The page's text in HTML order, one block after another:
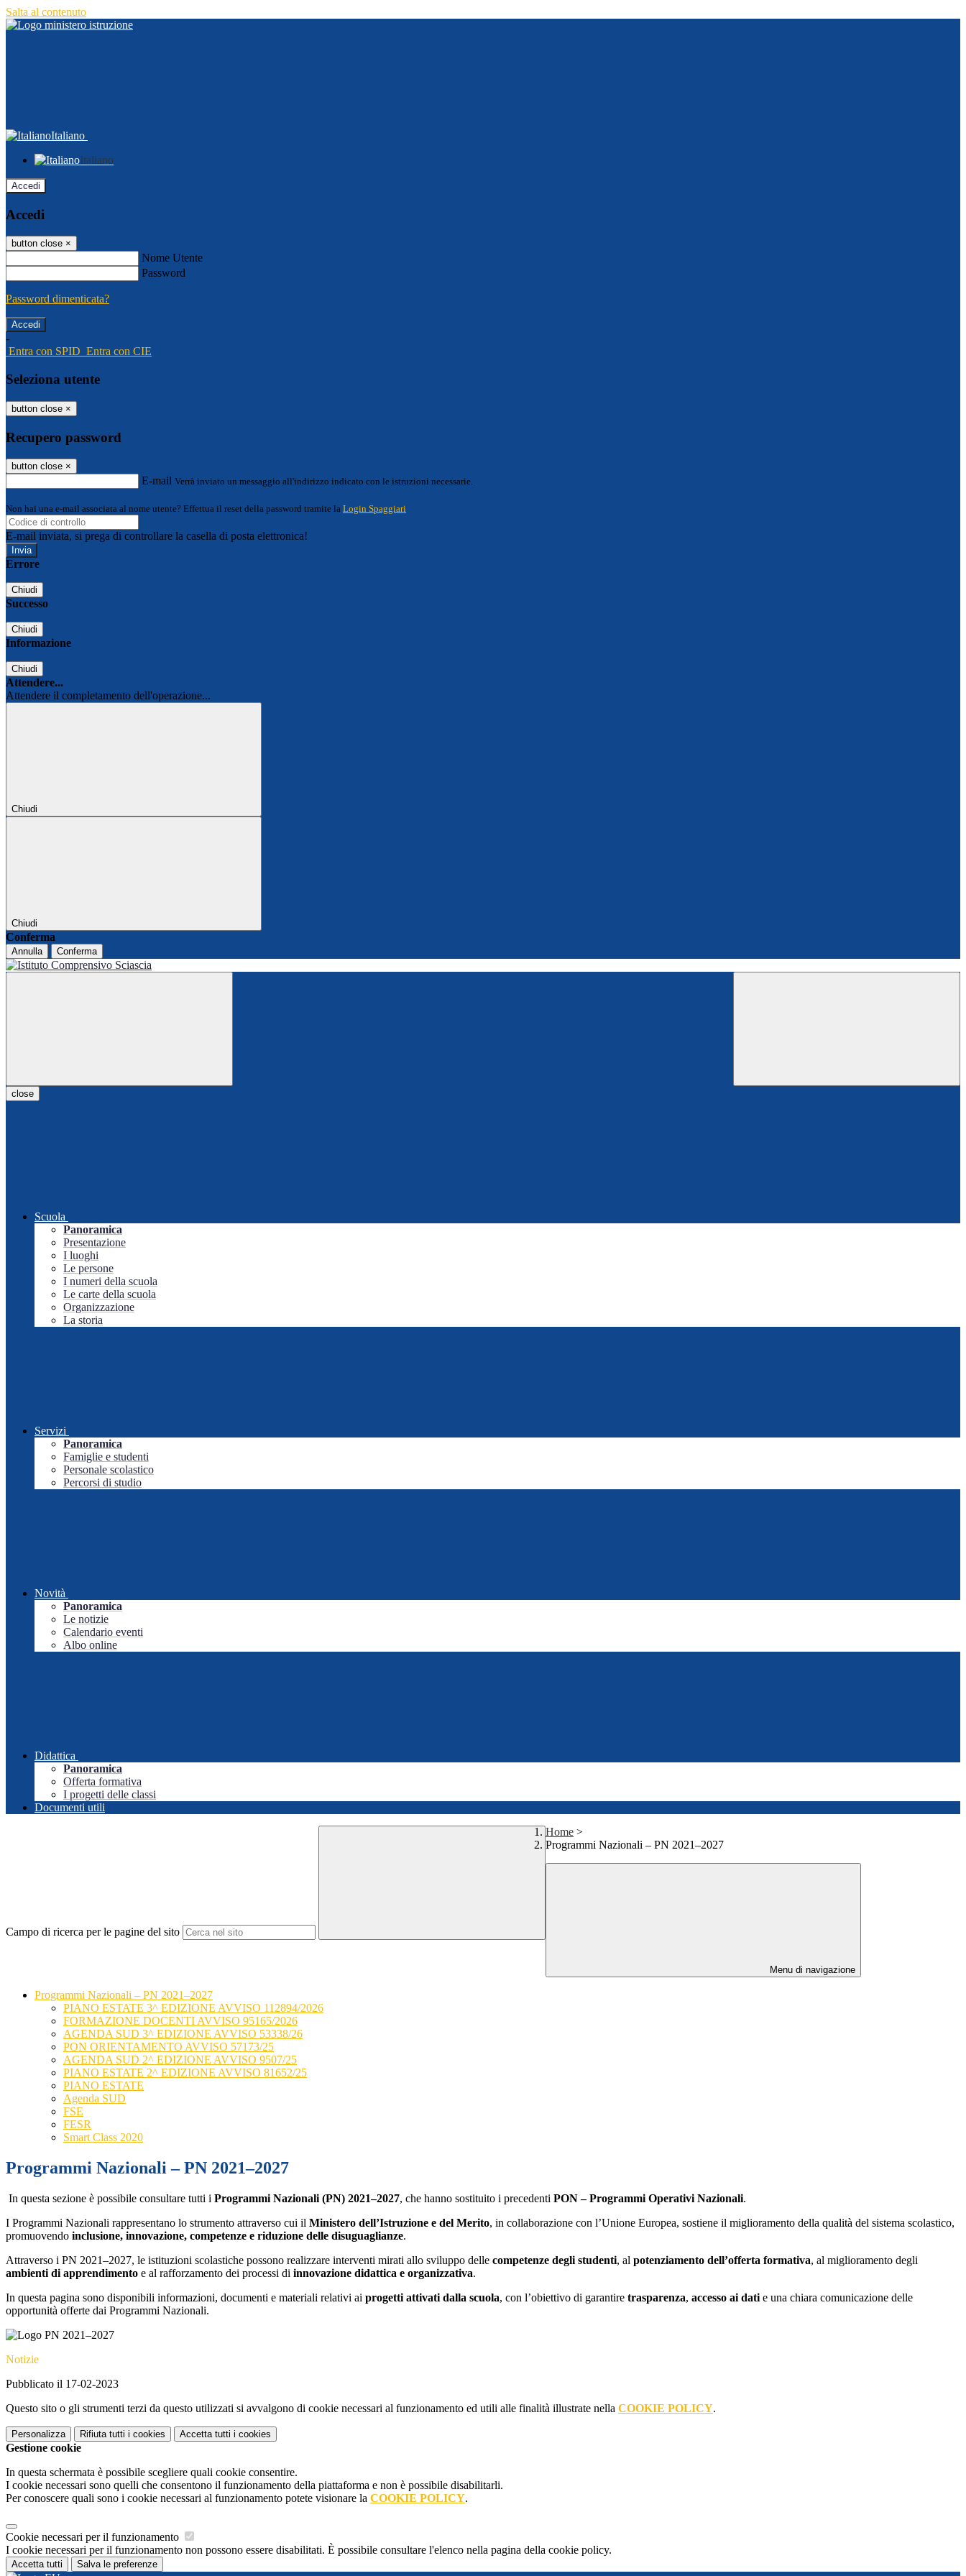
Salta al contenuto
Italiano
Italiano
Accedi
Accedi
button close ×
Nome Utente
Password
Password dimenticata?
-
Entra con SPID Entra con CIE
Seleziona utente
button close ×
Recupero password
button close ×
E-mail Verrà inviato un messaggio all'indirizzo indicato con le istruzioni necessarie.
Non hai una e-mail associata al nome utente? Effettua il reset della password tramite la Login Spaggiari
E-mail inviata, si prega di controllare la casella di posta elettronica!
Errore
Chiudi
Successo
Chiudi
Informazione
Chiudi
Attendere...
Attendere il completamento dell'operazione...
Chiudi
Chiudi
Conferma
Annulla Conferma
close
Scuola
Panoramica
Presentazione
I luoghi
Le persone
I numeri della scuola
Le carte della scuola
Organizzazione
La storia
Servizi
Panoramica
Famiglie e studenti
Personale scolastico
Percorsi di studio
Novità
Panoramica
Le notizie
Calendario eventi
Albo online
Didattica
Panoramica
Offerta formativa
I progetti delle classi
Documenti utili
Campo di ricerca per le pagine del sito
Home >
Programmi Nazionali – PN 2021–2027
Menu di navigazione
Programmi Nazionali – PN 2021–2027
PIANO ESTATE 3^ EDIZIONE AVVISO 112894/2026
FORMAZIONE DOCENTI AVVISO 95165/2026
AGENDA SUD 3^ EDIZIONE AVVISO 53338/26
PON ORIENTAMENTO AVVISO 57173/25
AGENDA SUD 2^ EDIZIONE AVVISO 9507/25
PIANO ESTATE 2^ EDIZIONE AVVISO 81652/25
PIANO ESTATE
Agenda SUD
FSE
FESR
Smart Class 2020
Programmi Nazionali – PN 2021–2027
In questa sezione è possibile consultare tutti i Programmi Nazionali (PN) 2021–2027, che hanno sostituito i precedenti PON – Programmi Operativi Nazionali.
I Programmi Nazionali rappresentano lo strumento attraverso cui il Ministero dell’Istruzione e del Merito, in collaborazione con l’Unione Europea, sostiene il miglioramento della qualità del sistema scolastico,
promuovendo inclusione, innovazione, competenze e riduzione delle disuguaglianze.
Attraverso i PN 2021–2027, le istituzioni scolastiche possono realizzare interventi mirati allo sviluppo delle competenze degli studenti, al potenziamento dell’offerta formativa, al miglioramento degli
ambienti di apprendimento e al rafforzamento dei processi di innovazione didattica e organizzativa.
In questa pagina sono disponibili informazioni, documenti e materiali relativi ai progetti attivati dalla scuola, con l’obiettivo di garantire trasparenza, accesso ai dati e una chiara comunicazione delle
opportunità offerte dai Programmi Nazionali.
Notizie
Pubblicato il 17-02-2023
Questo sito o gli strumenti terzi da questo utilizzati si avvalgono di cookie necessari al funzionamento ed utili alle finalità illustrate nella COOKIE POLICY.
Personalizza Rifiuta tutti i cookies Accetta tutti i cookies
Gestione cookie
In questa schermata è possibile scegliere quali cookie consentire.
I cookie necessari sono quelli che consentono il funzionamento della piattaforma e non è possibile disabilitarli.
Per conoscere quali sono i cookie necessari al funzionamento potete visionare la COOKIE POLICY.
Cookie necessari per il funzionamento
I cookie necessari per il funzionamento non possono essere disabilitati. È possibile consultare l'elenco nella pagina della cookie policy.
Accetta tutti Salva le preferenze